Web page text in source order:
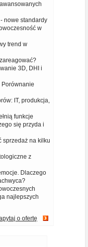
nowe standardy
w
trend w
3D, DHI i
Porównanie
IT, produkcja,
funkcje
się przyda i
sprzedaż na kilku
z
Dlaczego
najlepszych
o ofertę